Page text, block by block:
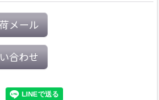
メール
合わせ